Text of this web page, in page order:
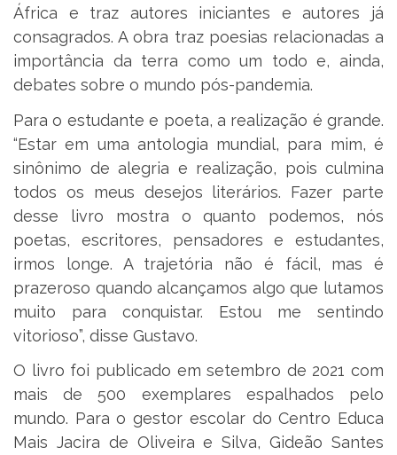
África e traz autores iniciantes e autores já
consagrados. A obra traz poesias relacionadas a
importância da terra como um todo e, ainda,
debates sobre o mundo pós-pandemia.
Para o estudante e poeta, a realização é grande.
“Estar em uma antologia mundial, para mim, é
sinônimo de alegria e realização, pois culmina
todos os meus desejos literários. Fazer parte
desse livro mostra o quanto podemos, nós
poetas, escritores, pensadores e estudantes,
irmos longe. A trajetória não é fácil, mas é
prazeroso quando alcançamos algo que lutamos
muito para conquistar. Estou me sentindo
vitorioso”, disse Gustavo.
O livro foi publicado em setembro de 2021 com
mais de 500 exemplares espalhados pelo
mundo. Para o gestor escolar do Centro Educa
Mais Jacira de Oliveira e Silva, Gideão Santes